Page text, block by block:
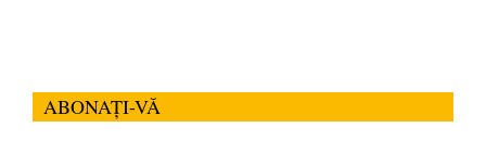
ABONAȚI-VĂ